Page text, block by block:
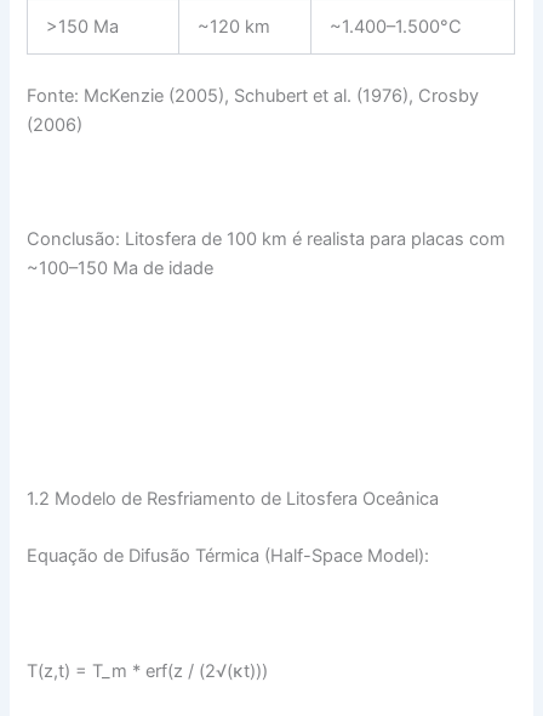
>150 Ma ~120 km ~1.400–1.500°C
Fonte: McKenzie (2005), Schubert et al. (1976), Crosby
(2006)
Conclusão: Litosfera de 100 km é realista para placas com
~100–150 Ma de idade
1.2 Modelo de Resfriamento de Litosfera Oceânica
Equação de Difusão Térmica (Half-Space Model):
T(z,t) = T_m * erf(z / (2√(κt)))